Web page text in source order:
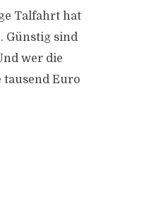
Talfahrt hat
Günstig sind
wer die
Euro